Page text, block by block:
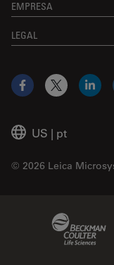
EMPRESA
LEGAL
US | pt
© 2026 Leica
Facebook
X